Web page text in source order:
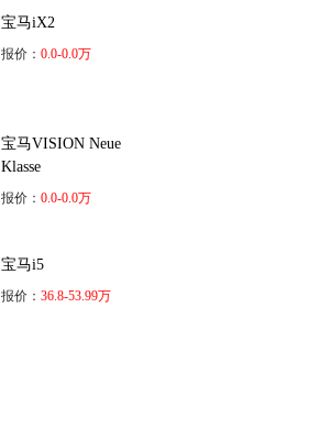
宝马iX2
报价： 0.0-0.0万
宝马VISION Neue
Klasse
报价： 0.0-0.0万
宝马i5
报价： 36.8-53.99万